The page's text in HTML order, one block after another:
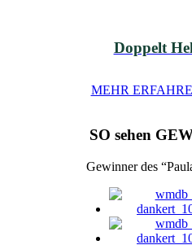
Doppelt
MEHR
SO sehen
Gewinner des